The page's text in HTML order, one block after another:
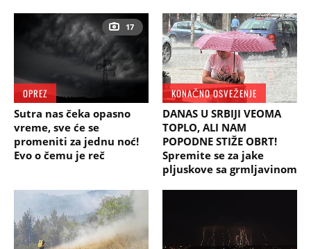
17
OPREZ
Sutra nas čeka opasno
vreme, sve će se
promeniti za jednu noć!
Evo o čemu je reč
KONAČNO OSVEŽENJE
DANAS U SRBIJI VEOMA
TOPLO, ALI NAM
POPODNE STIŽE OBRT!
Spremite se za jake
pljuskove sa grmljavinom